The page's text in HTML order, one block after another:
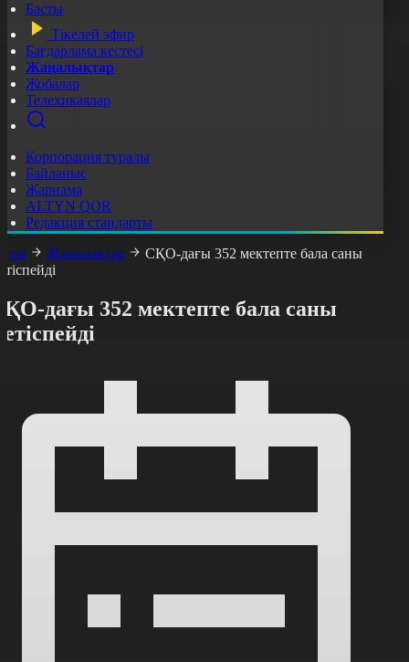
Басты
Тікелей эфир
Бағдарлама кестесі
Жаңалықтар
Жобалар
Телехикаялар
Корпорация туралы
Байланыс
Жарнама
ALTYN QOR
Редакция стандарты
Жаңалықтар
СҚО-дағы 352 мектепте бала саны
дағы 352 мектепте бала саны